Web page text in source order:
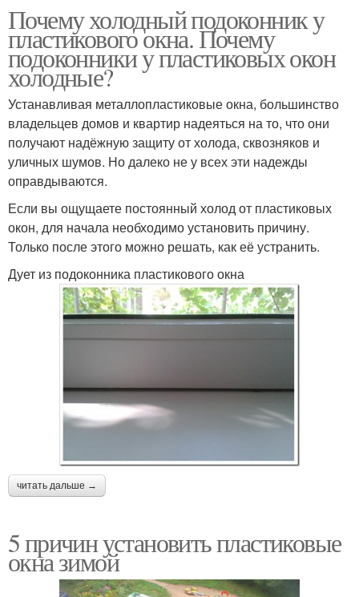
Почему холодный подоконник у
пластикового окна. Почему
подоконники у пластиковых окон
холодные?
Устанавливая металлопластиковые окна, большинство
владельцев домов и квартир надеяться на то, что они
получают надёжную защиту от холода, сквозняков и
уличных шумов. Но далеко не у всех эти надежды
оправдываются.
Если вы ощущаете постоянный холод от пластиковых
окон, для начала необходимо установить причину.
Только после этого можно решать, как её устранить.
Дует из подоконника пластикового окна
читать дальше →
5 причин установить пластиковые
окна зимой